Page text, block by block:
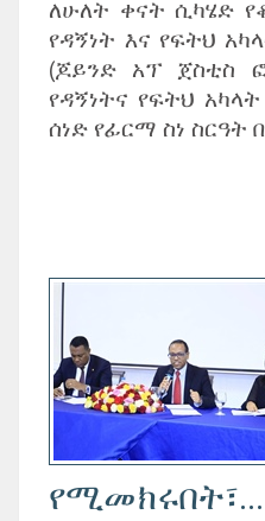
ለሁለት ቀናት ሲካሄድ
የዳኝነት እና የፍትህ
(ጆይንድ አፕ ጀስቲስ
የዳኝነትና የፍትህ
ሰነድ የፊርማ ስነ ስርዓት
የሚመክሩበት፣...